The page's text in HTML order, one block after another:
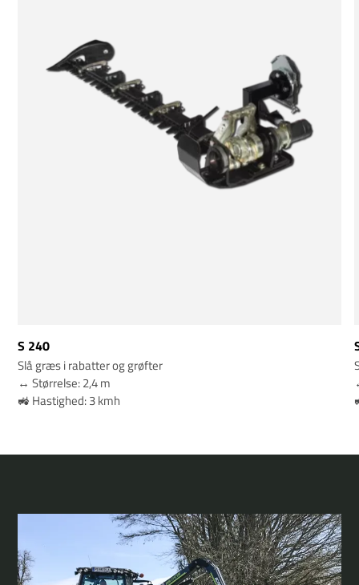
S 240
Slå græs i rabatter og grøfter
↔️ Størrelse: 2,4 m
🚜 Hastighed: 3 kmh